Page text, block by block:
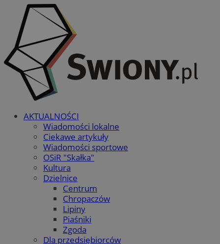
AKTUALNOŚCI
Wiadomości lokalne
Ciekawe artykuły
Wiadomości sportowe
OSiR "Skałka"
Kultura
Dzielnice
Centrum
Chropaczów
Lipiny
Piaśniki
Zgoda
Dla przedsiębiorców